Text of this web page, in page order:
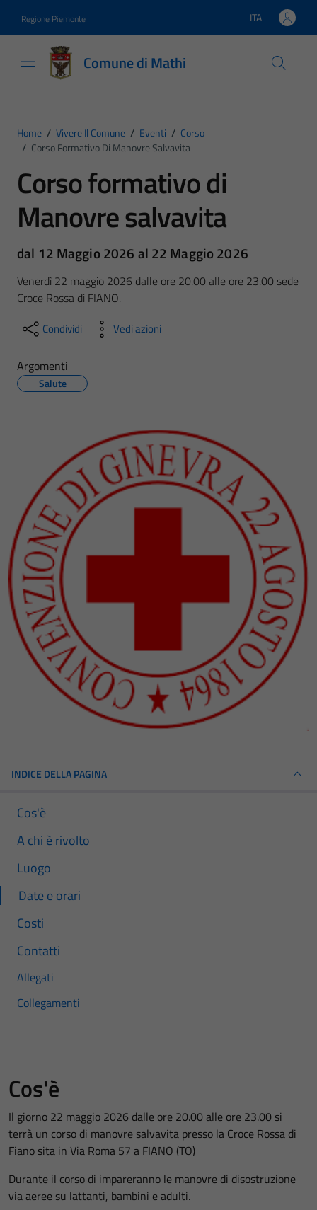
Regione Piemonte Lingua attiva:
ITA
Comune di Mathi
Home / Vivere Il Comune / Eventi / Corso
/ Corso Formativo Di Manovre Salvavita
Corso formativo di
Manovre salvavita
dal 12 Maggio 2026 al 22 Maggio 2026
Venerdì 22 maggio 2026 dalle ore 20.00 alle ore 23.00 sede
Croce Rossa di FIANO.
Condividi Vedi azioni
Argomenti
Salute
INDICE DELLA PAGINA
Cos'è
A chi è rivolto
Luogo
Date e orari
Costi
Contatti
Allegati
Collegamenti
Cos'è
Il giorno 22 maggio 2026 dalle ore 20.00 alle ore 23.00 si
terrà un corso di manovre salvavita presso la Croce Rossa di
Fiano sita in Via Roma 57 a FIANO (TO)
Durante il corso di impareranno le manovre di disostruzione
via aeree su lattanti, bambini e adulti.